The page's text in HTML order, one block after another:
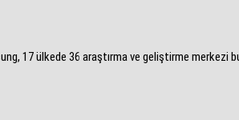
17 ülkede 36 araştırma ve geliştirme merkezi